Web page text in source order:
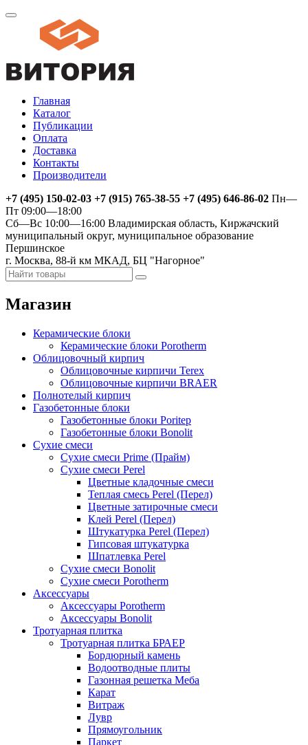
Главная
Каталог
Публикации
Оплата
Доставка
Контакты
Производители
+7 (495) 150-02-03 +7 (915) 765-38-55 +7 (495) 646-86-02 Пн—
Пт 09:00—18:00
Сб—Вс 10:00—16:00 Владимирская область, Киржачский
муниципальный округ, муниципальное образование
Першинское
г. Москва, 88-й км МКАД, БЦ "Нагорное"
Магазин
Керамические блоки
Керамические блоки Porotherm
Облицовочный кирпич
Облицовочные кирпичи Terex
Облицовочные кирпичи BRAER
Полнотелый кирпич
Газобетонные блоки
Газобетонные блоки Poritep
Газобетонные блоки Bonolit
Сухие смеси
Сухие смеси Prime (Прайм)
Сухие смеси Perel
Цветные кладочные смеси
Теплая смесь Perel (Перел)
Цветные затирочные смеси
Клей Perel (Перел)
Штукатурка Perel (Перел)
Гипсовая штукатурка
Шпатлевка Perel
Сухие смеси Bonolit
Сухие смеси Porotherm
Аксессуары
Аксессуары Porotherm
Аксессуары Bonolit
Тротуарная плитка
Тротуарная плитка БРАЕР
Бордюрный камень
Водоотводные плиты
Газонная решетка Меба
Карат
Витраж
Лувр
Прямоугольник
Паркет